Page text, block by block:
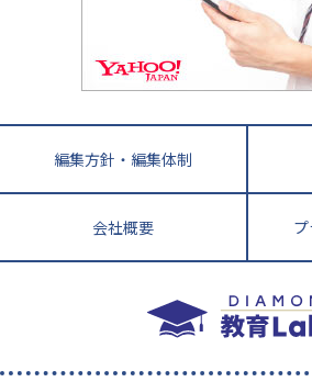
長崎県
鹿児島県 沖縄県
教育ジャーナリストが徹底解説！
編集方針・編集体制
会社概要